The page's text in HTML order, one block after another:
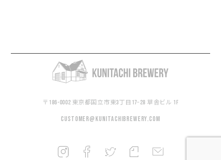
〒186-0002 東京都国立市東3丁目17−28 草舎ビル 1F
customer@kunitachibrewery.com